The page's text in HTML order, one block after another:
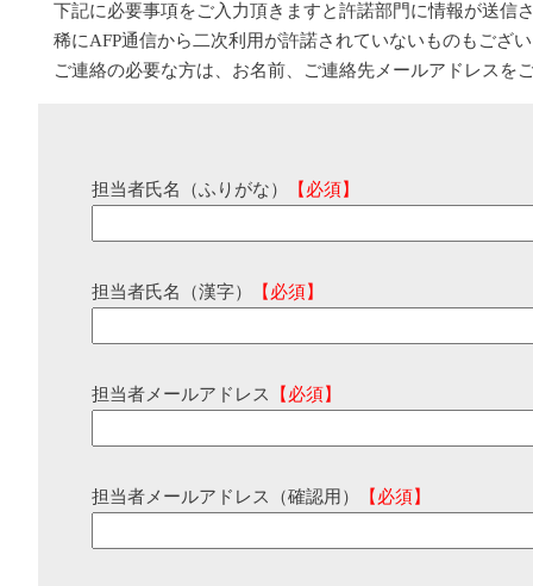
下記に必要事項をご入力頂きますと許諾部門に情報が送信
稀にAFP通信から二次利用が許諾されていないものもござ
ご連絡の必要な方は、お名前、ご連絡先メールアドレスを
担当者氏名（ふりがな） 【必須】
担当者氏名（漢字） 【必須】
担当者メールアドレス 【必須】
担当者メールアドレス（確認用） 【必須】